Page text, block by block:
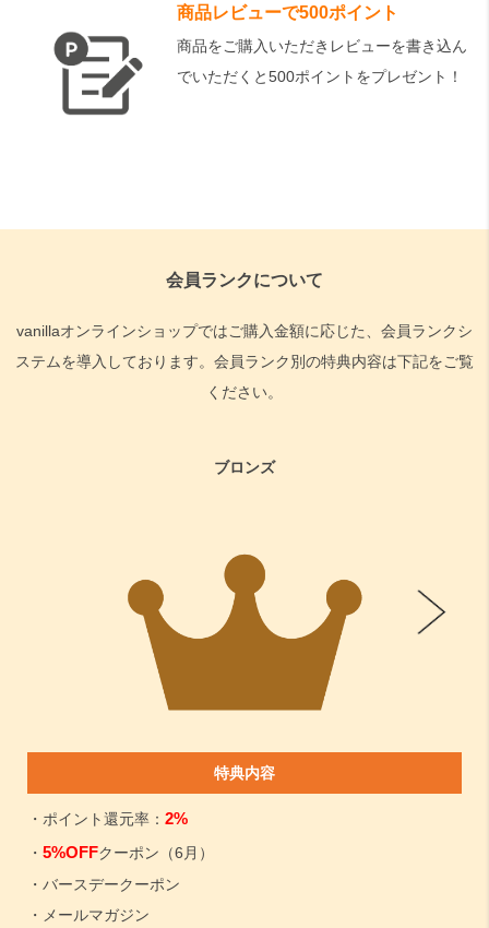
商品レビューで500ポイント
商品をご購入いただきレビューを書き込ん
でいただくと500ポイントをプレゼント！
会員ランクについて
vanillaオンラインショップではご購入金額に応じた、会員ランクシ
ステムを導入しております。会員ランク別の特典内容は下記をご覧
ください。
ブロンズ
特典内容
・ポイント還元率： 2%
・ 5%OFFクーポン（6月）
・バースデークーポン
・メールマガジン